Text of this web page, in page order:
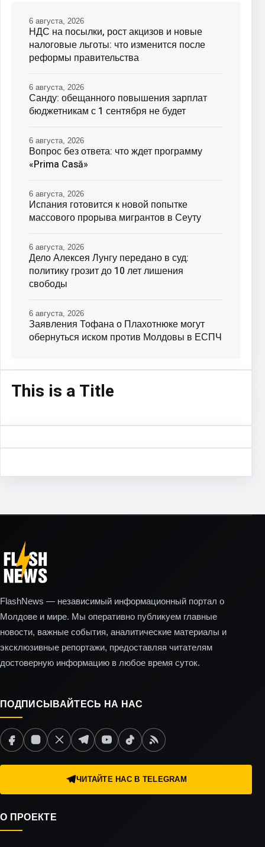
НДС на посылки, рост акцизов и новые
налоговые льготы: что изменится после
реформы правительства
6 августа, 2026
Санду: обещанного повышения зарплат
бюджетникам с 1 сентября не будет
6 августа, 2026
Вопрос без ответа: что ждет программу
«Prima Casă»
6 августа, 2026
Испания готовится к новой попытке
массового прорыва мигрантов в Сеуту
6 августа, 2026
Дело Алексея Лунгу передано в суд:
политику грозит до 10 лет лишения
свободы
6 августа, 2026
Заявления Тофана о Плахотнюке могут
обернуться иском против Молдовы в ЕСПЧ
6 августа, 2026
This is a Title
FlashNews — независимый информационный портал о
Молдове и мире. Мы оперативно публикуем главные
новости, важные события, аналитические материалы и
эксклюзивные репортажи, предоставляя читателям
достоверную информацию в любое время суток.
ПОДПИСЫВАЙТЕСЬ НА НАС
ЧИТАЙТЕ НАС В TELEGRAM
О ПРОЕКТЕ